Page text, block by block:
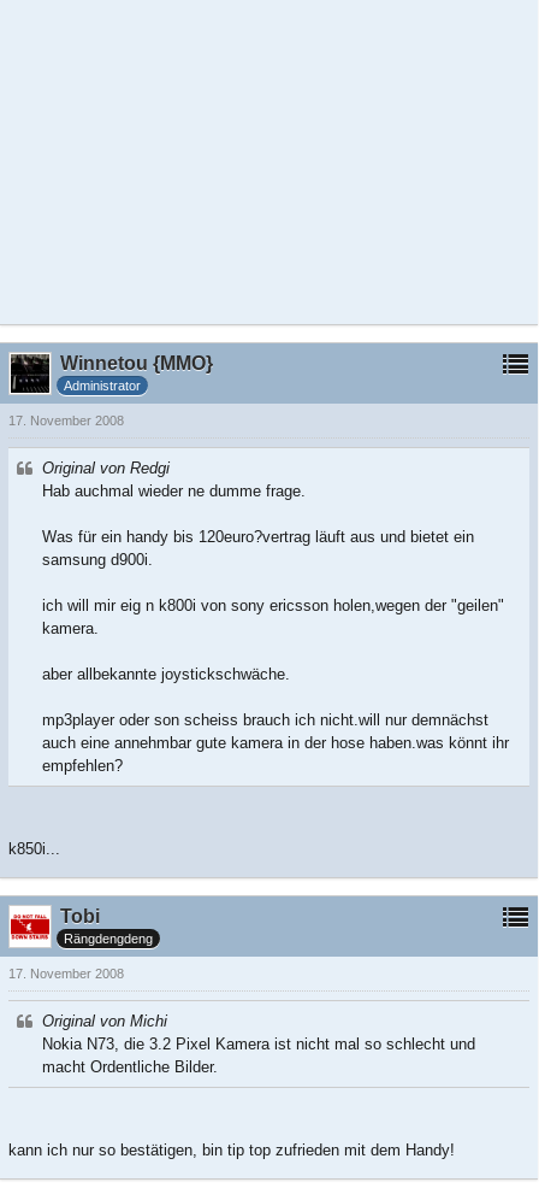
Winnetou {MMO}
Administrator
17. November 2008
Original von Redgi
Hab auchmal wieder ne dumme frage.
Was für ein handy bis 120euro?vertrag läuft aus und bietet ein
samsung d900i.
ich will mir eig n k800i von sony ericsson holen,wegen der "geilen"
kamera.
aber allbekannte joystickschwäche.
mp3player oder son scheiss brauch ich nicht.will nur demnächst
auch eine annehmbar gute kamera in der hose haben.was könnt ihr
empfehlen?
k850i...
Tobi
Rängdengdeng
17. November 2008
Original von Michi
Nokia N73, die 3.2 Pixel Kamera ist nicht mal so schlecht und
macht Ordentliche Bilder.
kann ich nur so bestätigen, bin tip top zufrieden mit dem Handy!